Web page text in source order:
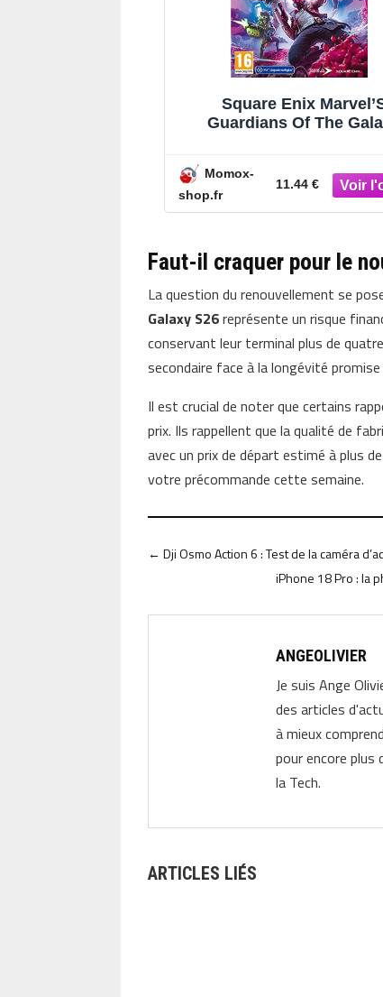
Square Enix
Guardians Of The
Momox-
shop.fr
11.44 €
Faut-il craquer pour le
La question du renouvellement se
Galaxy S26représente un risque
conservant leur terminal plus de
secondaire face à la longévité
Il est crucial de noter que certains
prix. Ils rappellent que la qualité de
avec un prix de départ estimé à plus
votre précommande cette semaine.
←Dji Osmo Action 6 : Test de la caméra
iPhone 18 Pro : la
ANGEOLIVIER
Je suis Ange
des articles
à mieux
pour encore
la Tech.
ARTICLES LIÉS